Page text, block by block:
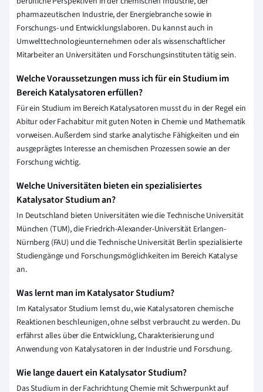
pharmazeutischen Industrie, der Energiebranche sowie in
Forschungs- und Entwicklungslaboren. Du kannst auch in
Umwelttechnologieunternehmen oder als wissenschaftlicher
Mitarbeiter an Universitäten und Forschungsinstituten tätig sein.
Welche Voraussetzungen muss ich für ein Studium im
Bereich Katalysatoren erfüllen?
Für ein Studium im Bereich Katalysatoren musst du in der Regel ein
Abitur oder Fachabitur mit guten Noten in Chemie und Mathematik
vorweisen. Außerdem sind starke analytische Fähigkeiten und ein
ausgeprägtes Interesse an chemischen Prozessen sowie an der
Forschung wichtig.
Welche Universitäten bieten ein spezialisiertes
Katalysator Studium an?
In Deutschland bieten Universitäten wie die Technische Universität
München (TUM), die Friedrich-Alexander-Universität Erlangen-
Nürnberg (FAU) und die Technische Universität Berlin spezialisierte
Studiengänge und Forschungsmöglichkeiten im Bereich Katalyse
an.
Was lernt man im Katalysator Studium?
Im Katalysator Studium lernst du, wie Katalysatoren chemische
Reaktionen beschleunigen, ohne selbst verbraucht zu werden. Du
erfährst alles über die Entwicklung, Charakterisierung und
Anwendung von Katalysatoren in der Industrie und Forschung.
Wie lange dauert ein Katalysator Studium?
Das Studium in der Fachrichtung Chemie mit Schwerpunkt auf